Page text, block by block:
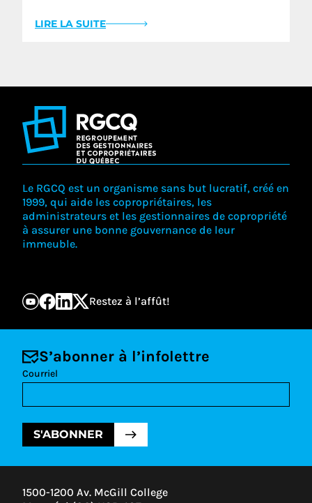
LIRE LA SUITE
Le RGCQ est un organisme sans but lucratif, créé en
1999, qui aide les copropriétaires, les
administrateurs et les gestionnaires de copropriété
à assurer une bonne gouvernance de leur
immeuble.
Restez à l’affût!
S’abonner à l’infolettre
Courriel
S'ABONNER
1500-1200 Av. McGill College